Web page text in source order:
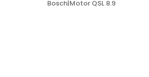
Bosch|Motor QSL 8.9